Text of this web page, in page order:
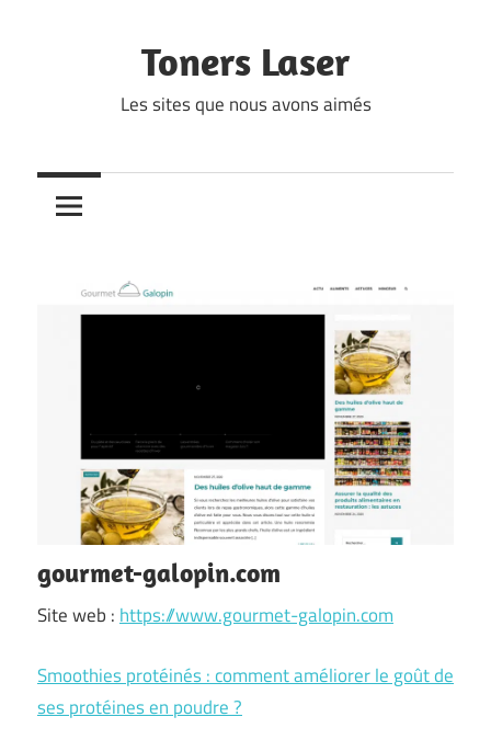
Toners Laser
Les sites que nous avons aimés
gourmet-galopin.com
Site web : https://www.gourmet-galopin.com
Smoothies protéinés : comment améliorer le goût de
ses protéines en poudre ?